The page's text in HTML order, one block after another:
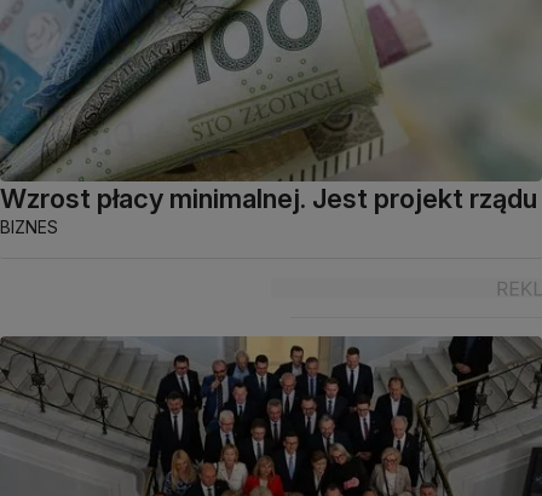
Wzrost płacy minimalnej. Jest projekt rządu
BIZNES